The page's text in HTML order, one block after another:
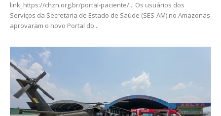
link_https://chzn.org.br/portal-paciente/... Os usuários dos
Serviços da Secretaria de Estado de Saúde (SES-AM) no Amazonas
aprovaram o novo Portal do...